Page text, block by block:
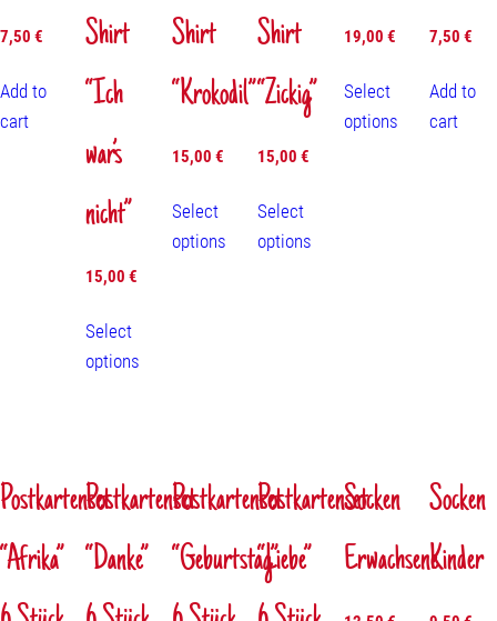
7,50 €
Add to
cart
Shirt
“Ich
war’s
nicht”
15,00€
Select
options
Shirt
“Krokodil”
15,00 €
Select
options
Shirt
“Zickig”
15,00€
Select
options
19,00 €
Select
options
7,50€
Add to
cart
Postkartenset
“Afrika”
Postkartenset
“Danke”
Postkartenset
“Geburtstag”
Postkartenset
“Liebe”
Socken
Erwachsene
Socken
Kinder